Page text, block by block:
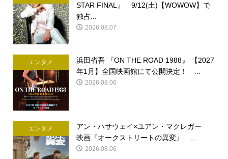
STAR FINAL』 9/12(土)【WOWOW】で
独占...
2026.08.07
エンタメ
浜田省吾 『ON THE ROAD 1988』 【2027
年1月】全国映画館にて公開決定！ ...
2026.08.06
エンタメ
アン・ハサウェイ×ユアン・マクレガー
映画『オークストリートの異変』 ...
2026.08.06